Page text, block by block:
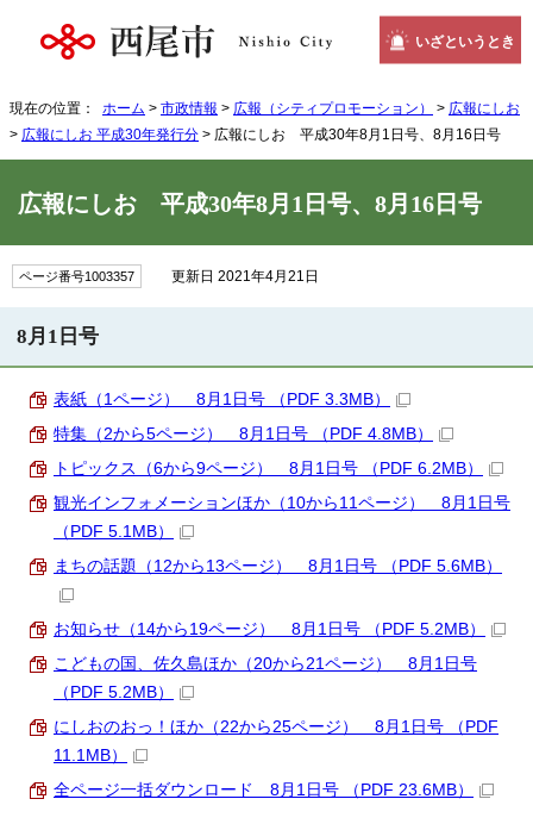
いざというとき
現在の位置： ホーム > 市政情報 > 広報（シティプロモーション） > 広報にしお
> 広報にしお 平成30年発行分 > 広報にしお 平成30年8月1日号、8月16日号
広報にしお 平成30年8月1日号、8月16日号
ページ番号1003357 更新日 2021年4月21日
8月1日号
表紙（1ページ） 8月1日号 （PDF 3.3MB）
特集（2から5ページ） 8月1日号 （PDF 4.8MB）
トピックス（6から9ページ） 8月1日号 （PDF 6.2MB）
観光インフォメーションほか（10から11ページ） 8月1日号
（PDF 5.1MB）
まちの話題（12から13ページ） 8月1日号 （PDF 5.6MB）
お知らせ（14から19ページ） 8月1日号 （PDF 5.2MB）
こどもの国、佐久島ほか（20から21ページ） 8月1日号
（PDF 5.2MB）
にしおのおっ！ほか（22から25ページ） 8月1日号 （PDF
11.1MB）
全ページ一括ダウンロード 8月1日号 （PDF 23.6MB）